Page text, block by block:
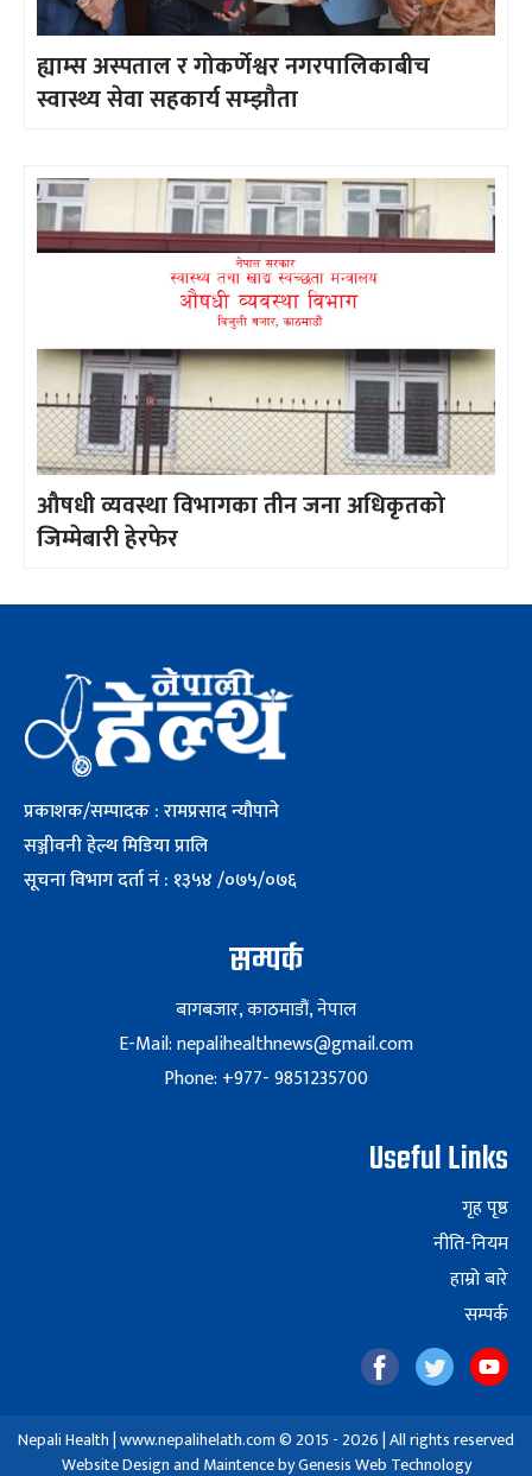
ह्याम्स अस्पताल र गोकर्णेश्वर नगरपालिकाबीच
स्वास्थ्य सेवा सहकार्य सम्झौता
औषधी व्यवस्था विभागका तीन जना अधिकृतको
जिम्मेबारी हेरफेर
प्रकाशक/सम्पादक : रामप्रसाद न्यौपाने
सञ्जीवनी हेल्थ मिडिया प्रालि
सूचना विभाग दर्ता नं : १३५४ /०७५/०७६
सम्पर्क
बागबजार, काठमाडौं, नेपाल
E-Mail: nepalihealthnews@gmail.com
Phone: +977- 9851235700
Useful Links
गृह पृष्ठ
नीति-नियम
हाम्रो बारे
सम्पर्क
Nepali Health | www.nepalihelath.com © 2015 - 2026 | All rights reserved
Website Design and Maintence byGenesis Web Technology